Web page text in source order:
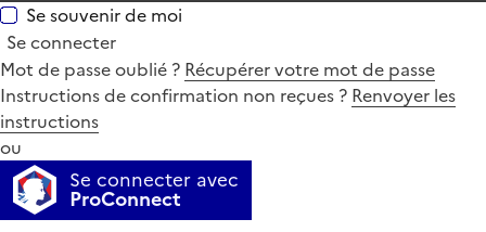
Se souvenir de moi
Se connecter
Mot de passe oublié ? Récupérer votre mot de passe
Instructions de confirmation non reçues ? Renvoyer les
instructions
ou
Se connecter avec
ProConnect